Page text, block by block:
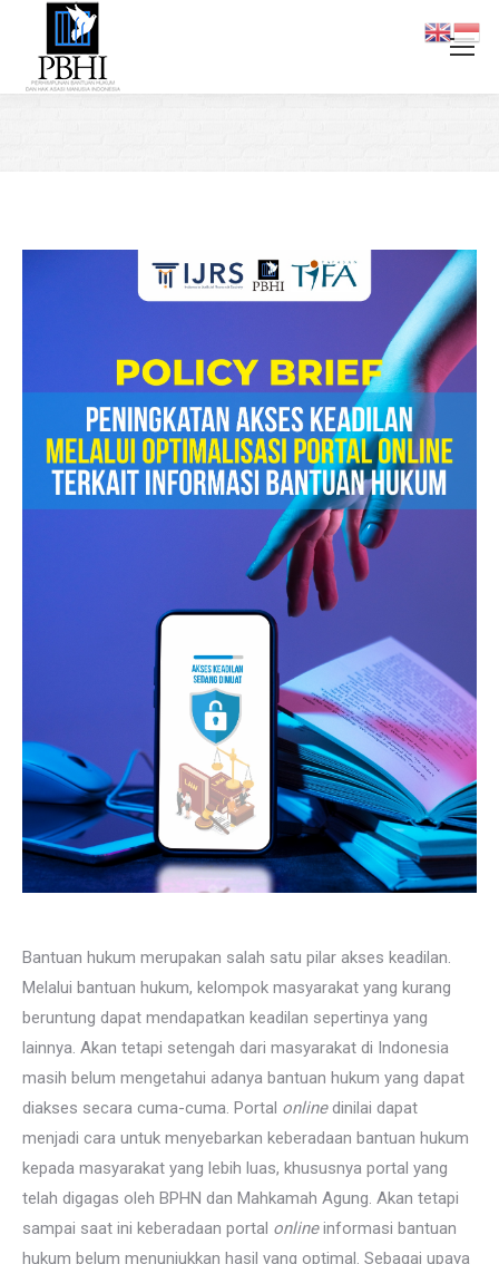
Bantuan hukum merupakan salah satu pilar akses keadilan.
Melalui bantuan hukum, kelompok masyarakat yang kurang
beruntung dapat mendapatkan keadilan sepertinya yang
lainnya. Akan tetapi setengah dari masyarakat di Indonesia
masih belum mengetahui adanya bantuan hukum yang dapat
diakses secara cuma-cuma. Portal onlinedinilai dapat
menjadi cara untuk menyebarkan keberadaan bantuan hukum
kepada masyarakat yang lebih luas, khususnya portal yang
telah digagas oleh BPHN dan Mahkamah Agung. Akan tetapi
sampai saat ini keberadaan portal onlineinformasi bantuan
hukum belum menunjukkan hasil yang optimal. Sebagai upaya